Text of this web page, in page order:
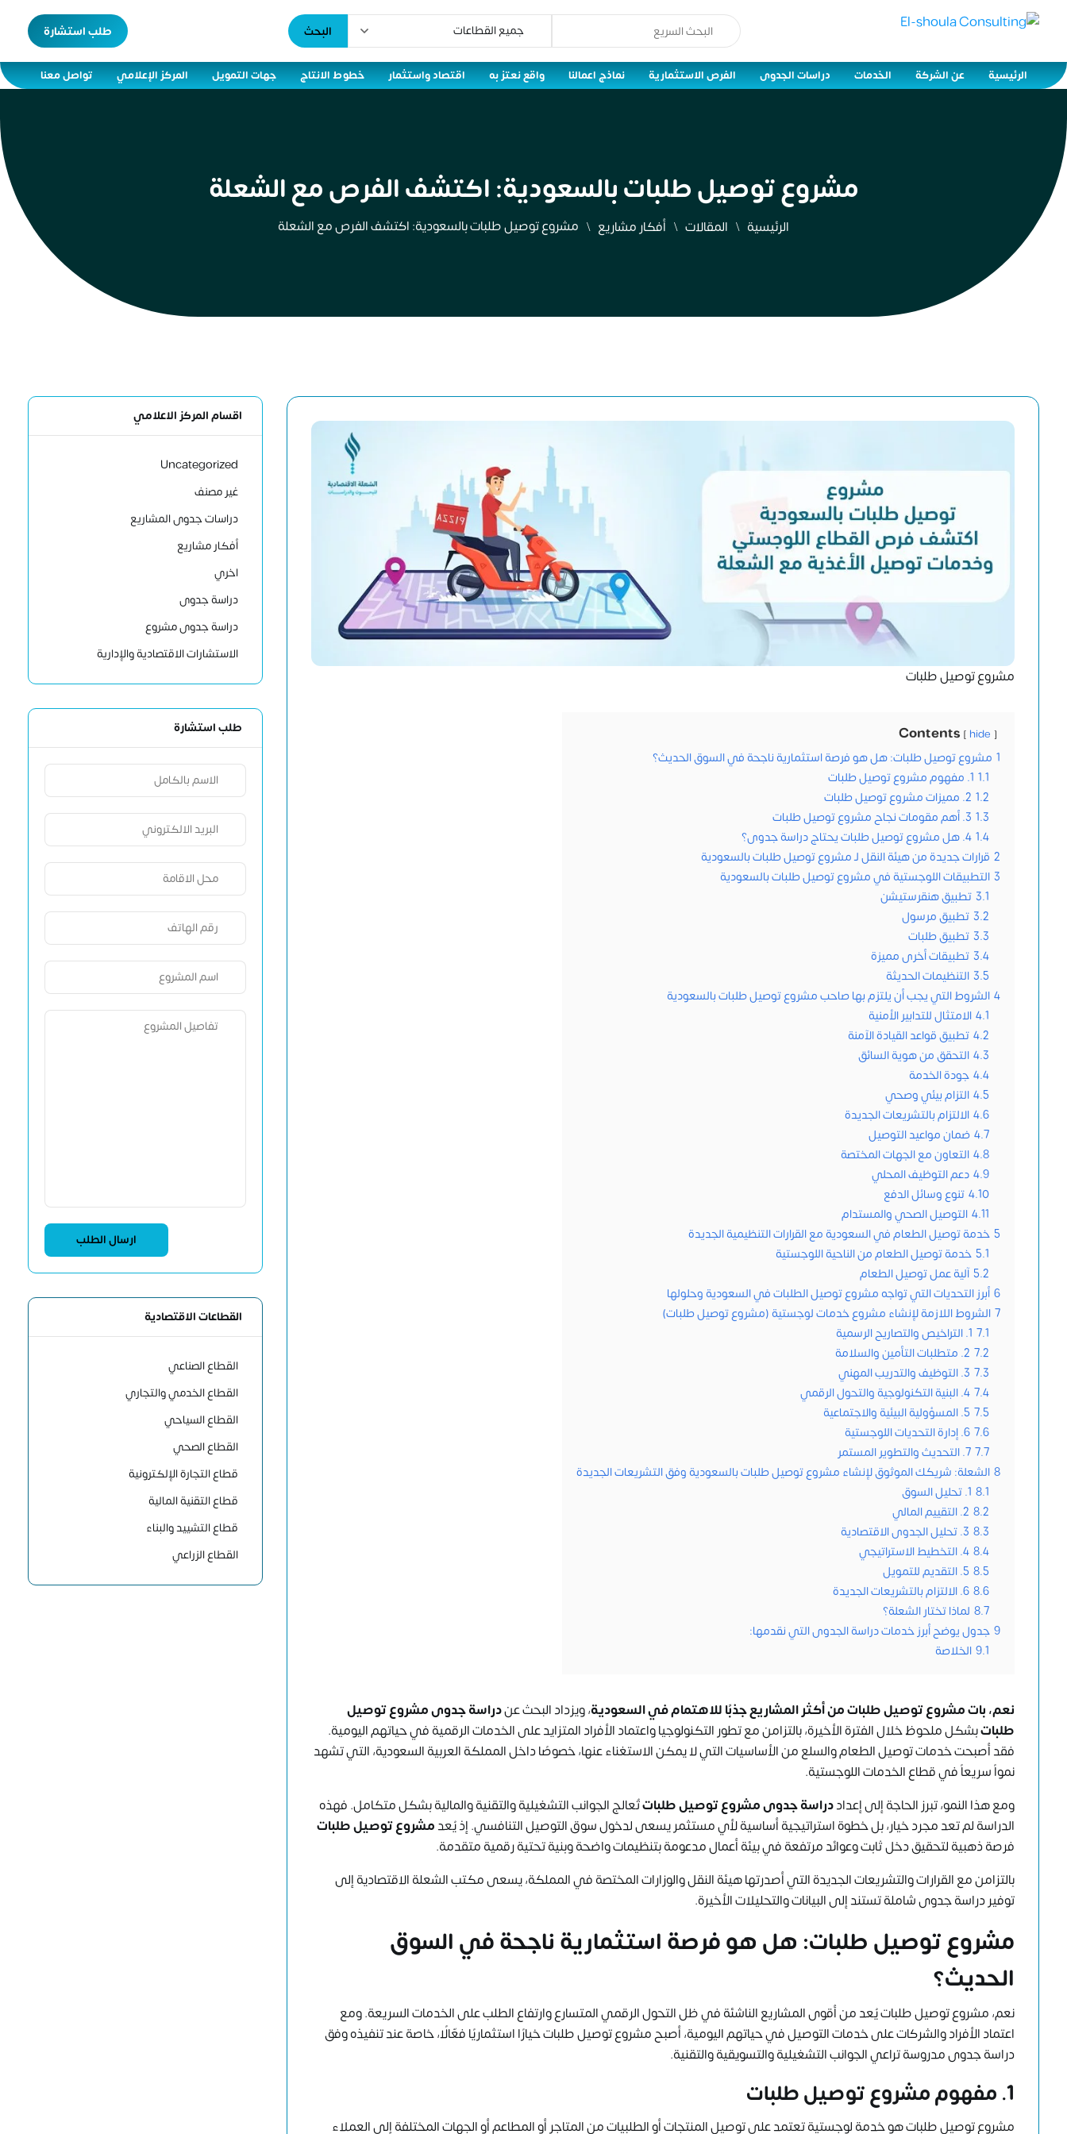
البحث طلب استشارة
الرئيسية عن الشركة الخدمات دراسات الجدوى الفرص الاستثمارية نماذج اعمالنا واقع نعتز به اقتصاد واستثمار خطوط الانتاج جهات التمويل المركز الإعلامي تواصل معنا
مشروع توصيل طلبات بالسعودية: اكتشف الفرص مع الشعلة
الرئيسية المقالات أفكار مشاريع مشروع توصيل طلبات بالسعودية: اكتشف الفرص مع الشعلة
مشروع توصيل طلبات
Contents hide
1 مشروع توصيل طلبات: هل هو فرصة استثمارية ناجحة في السوق الحديث؟
1.1 1. مفهوم مشروع توصيل طلبات
1.2 2. مميزات مشروع توصيل طلبات
1.3 3. أهم مقومات نجاح مشروع توصيل طلبات
1.4 4. هل مشروع توصيل طلبات يحتاج دراسة جدوى؟
2 قرارات جديدة من هيئة النقل لـ مشروع توصيل طلبات بالسعودية
3 التطبيقات اللوجستية في مشروع توصيل طلبات بالسعودية
3.1 تطبيق هنقرستيشن
3.2 تطبيق مرسول
3.3 تطبيق طلبات
3.4 تطبيقات أخرى مميزة
3.5 التنظيمات الحديثة
4 الشروط التي يجب أن يلتزم بها صاحب مشروع توصيل طلبات بالسعودية
4.1 الامتثال للتدابير الأمنية
4.2 تطبيق قواعد القيادة الآمنة
4.3 التحقق من هوية السائق
4.4 جودة الخدمة
4.5 التزام بيئي وصحي
4.6 الالتزام بالتشريعات الجديدة
4.7 ضمان مواعيد التوصيل
4.8 التعاون مع الجهات المختصة
4.9 دعم التوظيف المحلي
4.10 تنوع وسائل الدفع
4.11 التوصيل الصحي والمستدام
5 خدمة توصيل الطعام في السعودية مع القرارات التنظيمية الجديدة
5.1 خدمة توصيل الطعام من الناحية اللوجستية
5.2 آلية عمل توصيل الطعام
6 أبرز التحديات التي تواجه مشروع توصيل الطلبات في السعودية وحلولها
7 الشروط اللازمة لإنشاء مشروع خدمات لوجستية (مشروع توصيل طلبات)
7.1 1. التراخيص والتصاريح الرسمية
7.2 2. متطلبات التأمين والسلامة
7.3 3. التوظيف والتدريب المهني
7.4 4. البنية التكنولوجية والتحول الرقمي
7.5 5. المسؤولية البيئية والاجتماعية
7.6 6. إدارة التحديات اللوجستية
7.7 7. التحديث والتطوير المستمر
8 الشعلة: شريكك الموثوق لإنشاء مشروع توصيل طلبات بالسعودية وفق التشريعات الجديدة
8.1 1. تحليل السوق
8.2 2. التقييم المالي
8.3 3. تحليل الجدوى الاقتصادية
8.4 4. التخطيط الاستراتيجي
8.5 5. التقديم للتمويل
8.6 6. الالتزام بالتشريعات الجديدة
8.7 لماذا تختار الشعلة؟
9 جدول يوضح أبرز خدمات دراسة الجدوى التي نقدمها:
9.1 الخلاصة
نعم، بات مشروع توصيل طلبات من أكثر المشاريع جذبًا للاهتمام في السعودية، ويزداد البحث عندراسة جدوى مشروع توصيل
طلباتبشكل ملحوظ خلال الفترة الأخيرة، بالتزامن مع تطور التكنولوجيا واعتماد الأفراد المتزايد على الخدمات الرقمية في حياتهم اليومية.
فقد أصبحت خدمات توصيل الطعام والسلع من الأساسيات التي لا يمكن الاستغناء عنها، خصوصًا داخل المملكة العربية السعودية، التي تشهد
نمواً سريعاً في قطاع الخدمات اللوجستية.
ومع هذا النمو، تبرز الحاجة إلى إعداددراسة جدوى مشروع توصيل طلباتتُعالج الجوانب التشغيلية والتقنية والمالية بشكل متكامل. فهذه
الدراسة لم تعد مجرد خيار، بل خطوة استراتيجية أساسية لأي مستثمر يسعى لدخول سوق التوصيل التنافسي. إذ يُعدمشروع توصيل طلبات
فرصة ذهبية لتحقيق دخل ثابت وعوائد مرتفعة في بيئة أعمال مدعومة بتنظيمات واضحة وبنية تحتية رقمية متقدمة.
بالتزامن مع القرارات والتشريعات الجديدة التي أصدرتها هيئة النقل والوزارات المختصة في المملكة، يسعىمكتب الشعلة الاقتصاديةإلى
توفيردراسة جدوى شاملةتستند إلى البيانات والتحليلات الأخيرة.
مشروع توصيل طلبات: هل هو فرصة استثمارية ناجحة في السوق
الحديث؟
نعم، مشروع توصيل طلبات يُعد من أقوى المشاريع الناشئة في ظل التحول الرقمي المتسارع وارتفاع الطلب على الخدمات السريعة. ومع
اعتماد الأفراد والشركات على خدمات التوصيل في حياتهم اليومية، أصبح مشروع توصيل طلبات خيارًا استثماريًا فعّالًا، خاصة عند تنفيذه وفق
دراسة جدوى مدروسة تراعي الجوانب التشغيلية والتسويقية والتقنية.
1. مفهوم مشروع توصيل طلبات
مشروع توصيل طلبات هو خدمة لوجستية تعتمد على توصيل المنتجات أو الطلبيات من المتاجر أو المطاعم أو الجهات المختلفة إلى العملاء
اقسام المركز الاعلامي
Uncategorized
غير مصنف
دراسات جدوى المشاريع
أفكار مشاريع
اخري
دراسة جدوى
دراسة جدوى مشروع
الاستشارات الاقتصادية والإدارية
طلب استشارة
القطاعات الاقتصادية
القطاع الصناعي
القطاع الخدمي والتجاري
القطاع السياحي
القطاع الصحي
قطاع التجارة الإلكترونية
قطاع التقنية المالية
قطاع التشييد والبناء
القطاع الزراعي